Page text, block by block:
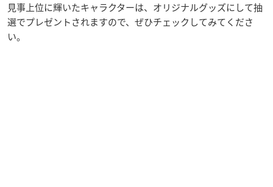
見事上位に輝いたキャラクターは、オリジナルグッズにして抽
選でプレゼントされますので、ぜひチェックしてみてくださ
い。